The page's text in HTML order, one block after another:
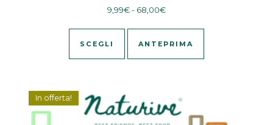
9,99€- 68,00€Fascia di prezzo: da 9,99€
SCEGLI
Questo prodotto ha più
ANTEPRIMA
In offerta!